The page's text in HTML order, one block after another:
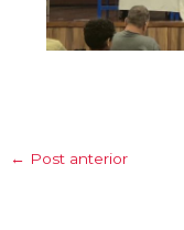
← Post anterior